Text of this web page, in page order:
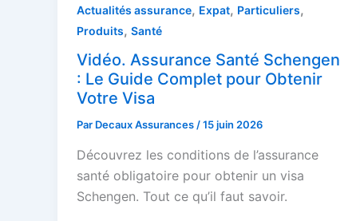
Actualités assurance, Expat, Particuliers,
Produits, Santé
Vidéo. Assurance Santé Schengen
: Le Guide Complet pour Obtenir
Votre Visa
Par Decaux Assurances/15 juin 2026
Découvrez les conditions de l’assurance
santé obligatoire pour obtenir un visa
Schengen. Tout ce qu’il faut savoir.